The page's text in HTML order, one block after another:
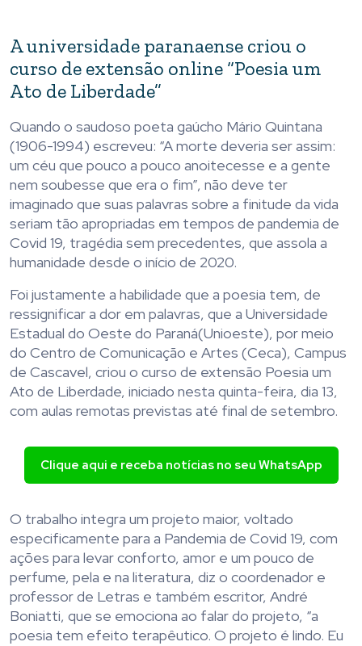
A universidade paranaense criou o
curso de extensão online “Poesia um
Ato de Liberdade”
Quando o saudoso poeta gaúcho Mário Quintana
(1906-1994) escreveu: “A morte deveria ser assim:
um céu que pouco a pouco anoitecesse e a gente
nem soubesse que era o fim”, não deve ter
imaginado que suas palavras sobre a finitude da vida
seriam tão apropriadas em tempos de pandemia de
Covid 19, tragédia sem precedentes, que assola a
humanidade desde o início de 2020.
Foi justamente a habilidade que a poesia tem, de
ressignificar a dor em palavras, que a Universidade
Estadual do Oeste do Paraná(Unioeste), por meio
do Centro de Comunicação e Artes (Ceca), Campus
de Cascavel, criou o curso de extensão Poesia um
Ato de Liberdade, iniciado nesta quinta-feira, dia 13,
com aulas remotas previstas até final de setembro.
Clique aqui e receba notícias no seu WhatsApp
O trabalho integra um projeto maior, voltado
especificamente para a Pandemia de Covid 19, com
ações para levar conforto, amor e um pouco de
perfume, pela e na literatura, diz o coordenador e
professor de Letras e também escritor, André
Boniatti, que se emociona ao falar do projeto, “a
poesia tem efeito terapêutico. O projeto é lindo. Eu